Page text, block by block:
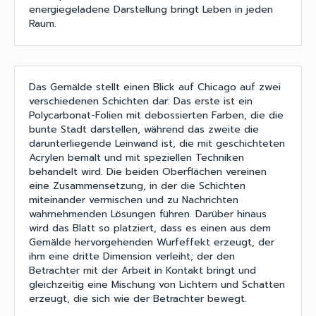
energiegeladene Darstellung bringt Leben in jeden
Raum.
Das Gemälde stellt einen Blick auf Chicago auf zwei
verschiedenen Schichten dar: Das erste ist ein
Polycarbonat-Folien mit debossierten Farben, die die
bunte Stadt darstellen, während das zweite die
darunterliegende Leinwand ist, die mit geschichteten
Acrylen bemalt und mit speziellen Techniken
behandelt wird. Die beiden Oberflächen vereinen
eine Zusammensetzung, in der die Schichten
miteinander vermischen und zu Nachrichten
wahrnehmenden Lösungen führen. Darüber hinaus
wird das Blatt so platziert, dass es einen aus dem
Gemälde hervorgehenden Wurfeffekt erzeugt, der
ihm eine dritte Dimension verleiht; der den
Betrachter mit der Arbeit in Kontakt bringt und
gleichzeitig eine Mischung von Lichtern und Schatten
erzeugt, die sich wie der Betrachter bewegt.